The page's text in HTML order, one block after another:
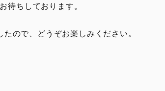
待ちしております。
ので、どうぞお楽しみください。